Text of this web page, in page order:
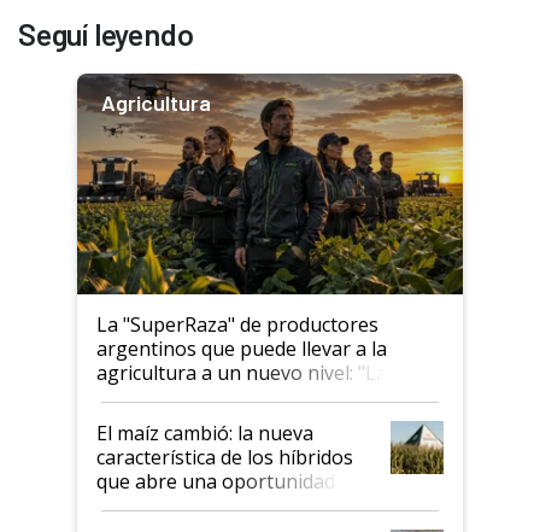
Seguí leyendo
Agricultura
La "SuperRaza" de productores
argentinos que puede llevar a la
agricultura a un nuevo nivel: "Las
posibilidades de crecimiento son
infinitas"
El maíz cambió: la nueva
característica de los híbridos
que abre una oportunidad en
el lote